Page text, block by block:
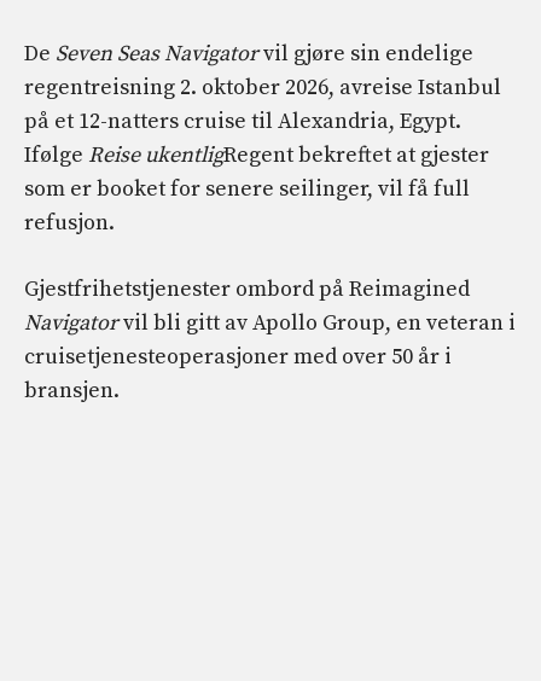
De Seven Seas Navigatorvil gjøre sin endelige
regentreisning 2. oktober 2026, avreise Istanbul
på et 12-natters cruise til Alexandria, Egypt.
Ifølge Reise ukentligRegent bekreftet at gjester
som er booket for senere seilinger, vil få full
refusjon.
Gjestfrihetstjenester ombord på Reimagined
Navigatorvil bli gitt av Apollo Group, en veteran i
cruisetjenesteoperasjoner med over 50 år i
bransjen.